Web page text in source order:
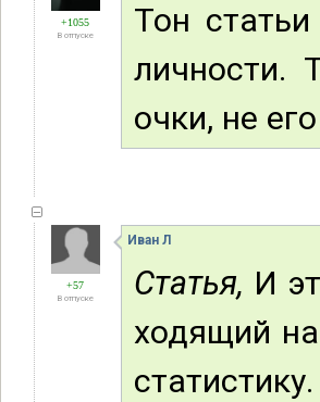
+1055
В отпуске
Тон
личности.
очки, не
+57
В отпуске
Иван Л
Статья, И
ходящий